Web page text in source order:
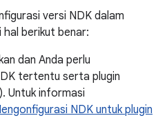
versi NDK dalam
berikut benar:
dan Anda perlu
tertentu serta plugin
Untuk informasi
NDK untuk plugin